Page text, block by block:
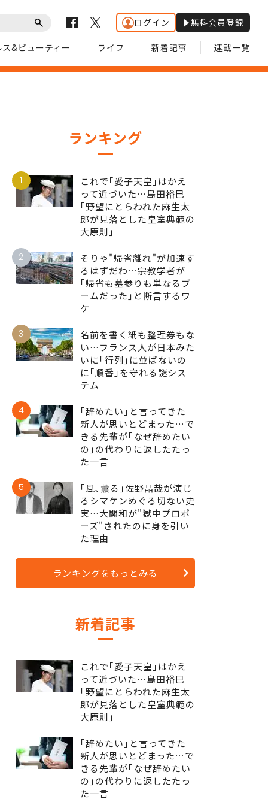
ログイン 無料会員登録
ス&ビューティー ライフ 新着記事 連載一覧
ランキング
1
これで｢愛子天皇｣はかえ
って近づいた…島田裕巳
｢野望にとらわれた麻生太
郎が見落とした皇室典範の
大原則｣
2
そりゃ"帰省離れ"が加速す
るはずだわ…宗教学者が
｢帰省も墓参りも単なるブ
ームだった｣と断言するワ
ケ
3
名前を書く紙も整理券もな
い…フランス人が日本みた
いに｢行列｣に並ばないの
に｢順番｣を守れる謎シス
テム
4
｢辞めたい｣と言ってきた
新人が思いとどまった…で
きる先輩が｢なぜ辞めたい
の｣の代わりに返したたっ
た一言
5
｢風､薫る｣佐野晶哉が演じ
るシマケンめぐる切ない史
実…大関和が"獄中プロポ
ーズ"されたのに身を引い
た理由
ランキングをもっとみる
新着記事
これで｢愛子天皇｣はかえ
って近づいた…島田裕巳
｢野望にとらわれた麻生太
郎が見落とした皇室典範の
大原則｣
｢辞めたい｣と言ってきた
新人が思いとどまった…で
きる先輩が｢なぜ辞めたい
の｣の代わりに返したたっ
た一言